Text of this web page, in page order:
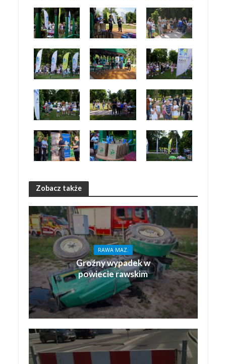
Zobacz także
RAWA MAZ.
Groźny wypadek w
powiecie rawskim